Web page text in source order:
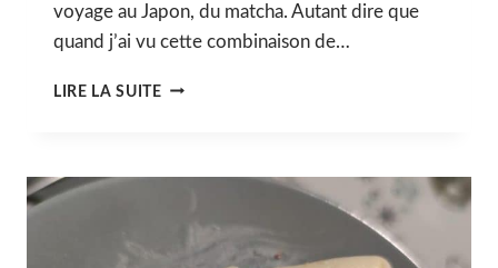
voyage au Japon, du matcha. Autant dire que
quand j’ai vu cette combinaison de…
LIRE LA SUITEPUDDING
MATCHA,
FRUIT